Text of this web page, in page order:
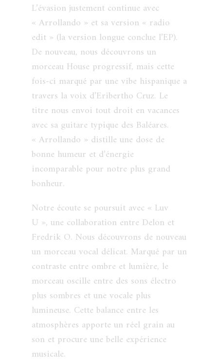
L’évasion justement continue avec
« Arrollando » et sa version « radio
edit » (la version longue conclue l’EP).
De nouveau, nous découvrons un
morceau House progressif, mais cette
fois-ci marqué par une vibe hispanique a
travers la voix d’Eribertho Cruz. Le
titre nous envoi tout droit en vacances
avec sa guitare typique des Baléares.
« Arrollando » distille une dose de
bonne humeur et d’énergie
incomparable pour notre plus grand
bonheur.
Notre écoute se poursuit avec « Luv
U », une collaboration entre Delon et
Fredrik O. Nous découvrons de nouveau
un morceau vocal délicat. Marqué par un
contraste entre ombre et lumière, le
morceau oscille entre des sons électro
plus sombres et une vocale plus
lumineuse. Cette balance entre les
atmosphères apporte un réel grain au
son et procure une belle expérience
musicale.